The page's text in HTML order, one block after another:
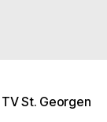
TV St. Georgen